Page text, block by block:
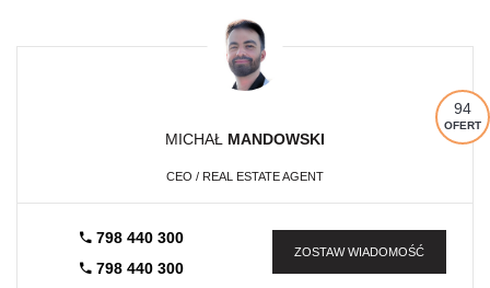
94
OFERT
MICHAŁ MANDOWSKI
CEO / REAL ESTATE AGENT
798 440 300
798 440 300
ZOSTAW WIADOMOŚĆ